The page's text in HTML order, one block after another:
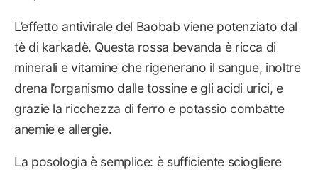
L’effetto antivirale del Baobab viene potenziato dal
tè di karkadè. Questa rossa bevanda è ricca di
minerali e vitamine che rigenerano il sangue, inoltre
drena l’organismo dalle tossine e gli acidi urici, e
grazie la ricchezza di ferro e potassio combatte
anemie e allergie.
La posologia è semplice: è sufficiente sciogliere